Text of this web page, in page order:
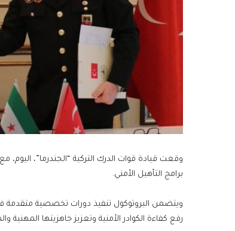
وقعت قيادة قوات الدرك التركية “الجندرما”، اليوم،
برامج التأهيل الأمني.
ويتضمن البروتوكول تنفيذ دورات تخصصية متقدمة
رفع كفاءة الكوادر الأمنية وتعزيز جاهزيتها المهنية